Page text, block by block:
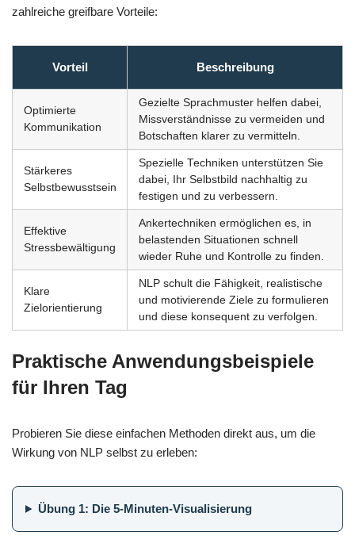
zahlreiche greifbare Vorteile:
Vorteil Beschreibung
Optimierte
Kommunikation
Gezielte Sprachmuster helfen dabei,
Missverständnisse zu vermeiden und
Botschaften klarer zu vermitteln.
Stärkeres
Selbstbewusstsein
Spezielle Techniken unterstützen Sie
dabei, Ihr Selbstbild nachhaltig zu
festigen und zu verbessern.
Effektive
Stressbewältigung
Ankertechniken ermöglichen es, in
belastenden Situationen schnell
wieder Ruhe und Kontrolle zu finden.
Klare
Zielorientierung
NLP schult die Fähigkeit, realistische
und motivierende Ziele zu formulieren
und diese konsequent zu verfolgen.
Praktische Anwendungsbeispiele
für Ihren Tag
Probieren Sie diese einfachen Methoden direkt aus, um die
Wirkung von NLP selbst zu erleben:
Übung 1: Die 5-Minuten-Visualisierung